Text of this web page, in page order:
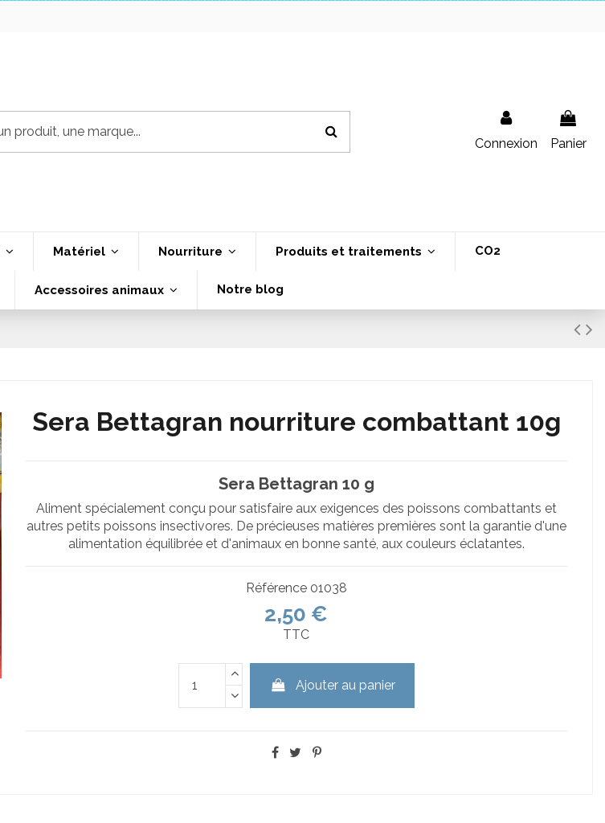
Connexion Panier
Matériel Nourriture Produits et traitements CO2
Accessoires animaux Notre blog
Sera Bettagran nourriture combattant 10g
Sera Bettagran 10 g
Aliment spécialement conçu pour satisfaire aux exigences des poissons combattants et
autres petits poissons insectivores. De précieuses matières premières sont la garantie d'une
alimentation équilibrée et d'animaux en bonne santé, aux couleurs éclatantes.
Référence 01038
2,50 €
TTC
Ajouter au panier